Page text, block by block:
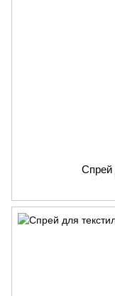
Спрей